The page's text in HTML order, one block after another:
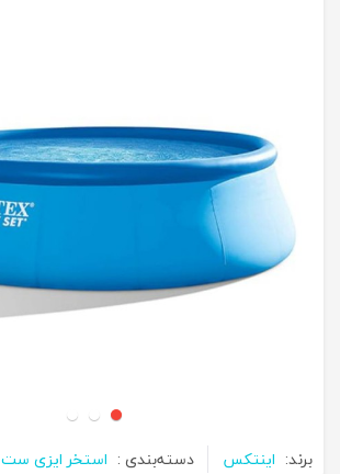
برند: اینتکس دسته‌بندی : استخر ایزی ست